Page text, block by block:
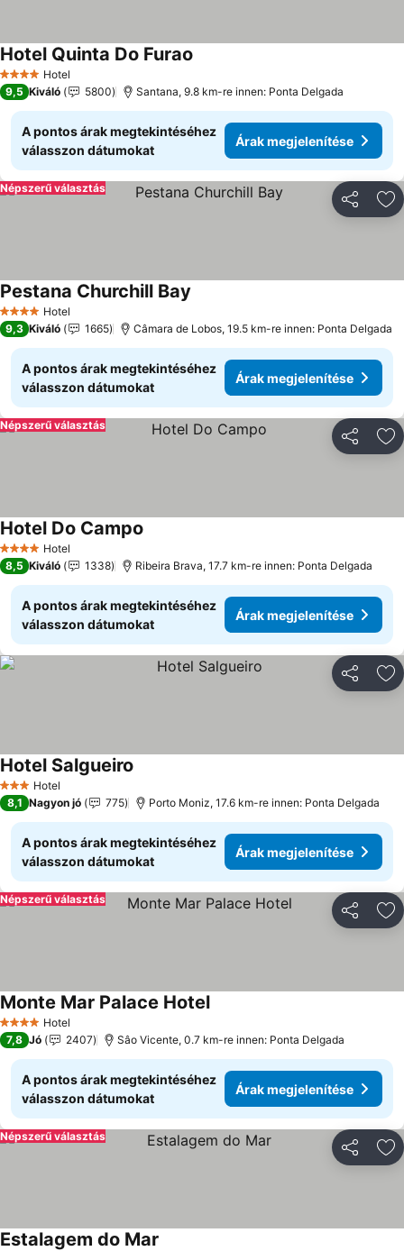
4 KategóriaHotel
Hotel Quinta Do Furao
9,5 Kiváló 5800 Santana, 9.8 km-re innen: Ponta Delgada
A pontos árak megtekintéséhez
válasszon dátumokat
Árak megjelenítése
Népszerű választás
4 KategóriaHotel
Pestana Churchill Bay
9,3 Kiváló 1665 Câmara de Lobos, 19.5 km-re innen: Ponta Delgada
A pontos árak megtekintéséhez
válasszon dátumokat
Árak megjelenítése
Népszerű választás
4 KategóriaHotel
Hotel Do Campo
8,5 Kiváló 1338 Ribeira Brava, 17.7 km-re innen: Ponta Delgada
A pontos árak megtekintéséhez
válasszon dátumokat
Árak megjelenítése
3 Kategória
Hotel
Hotel Salgueiro
8,1 Nagyon jó 775 Porto Moniz, 17.6 km-re innen: Ponta Delgada
A pontos árak megtekintéséhez
válasszon dátumokat
Árak megjelenítése
Népszerű választás
4 KategóriaHotel
Monte Mar Palace HotelÁrak megjelenítése
7,8 Jó 2407 Sâo Vicente, 0.7 km-re innen: Ponta Delgada
A pontos árak megtekintéséhez
válasszon dátumokat
Árak megjelenítése
Népszerű választás
Estalagem do Mar